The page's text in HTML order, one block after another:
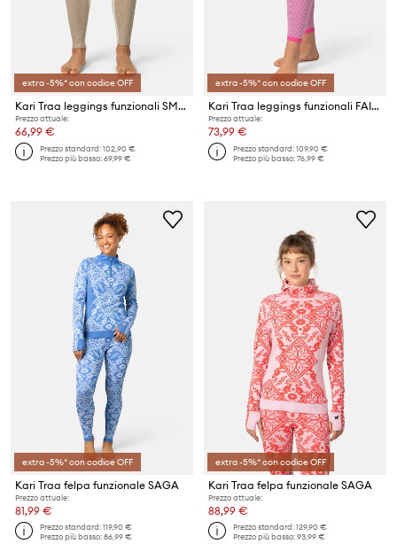
extra -5%* con codice OFF
Kari Traa leggings funzionali SMEKKER
Prezzo attuale:
66,99 €
Prezzo standard:102,90 €
Prezzo più basso:69,99 €
extra -5%* con codice OFF
Kari Traa leggings funzionali FAITH
Prezzo attuale:
73,99 €
Prezzo standard:109,90 €
Prezzo più basso:76,99 €
extra -5%* con codice OFF
Kari Traa felpa funzionale SAGA
Prezzo attuale:
81,99 €
Prezzo standard:119,90 €
Prezzo più basso:86,99 €
extra -5%* con codice OFF
Kari Traa felpa funzionale SAGA
Prezzo attuale:
88,99 €
Prezzo standard:129,90 €
Prezzo più basso:93,99 €